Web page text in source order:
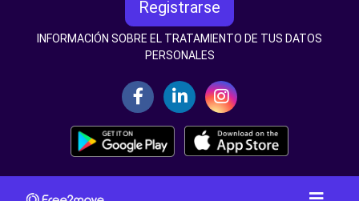
Registrarse
INFORMACIÓN SOBRE EL TRATAMIENTO DE TUS DATOS
PERSONALES